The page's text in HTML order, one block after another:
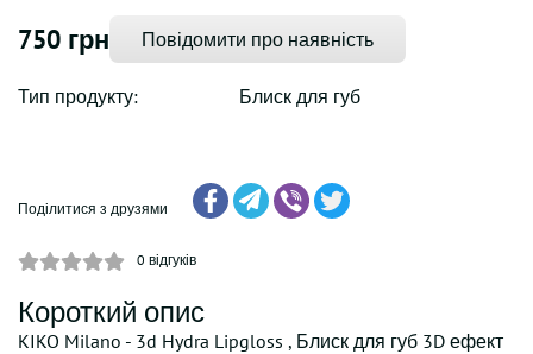
750 грн Повідомити про наявність
Тип продукту: Блиск для губ
Поділитися з друзями
0 відгуків
Короткий опис
KIKO Milano - 3d Hydra Lipgloss , Блиск для губ 3D ефект